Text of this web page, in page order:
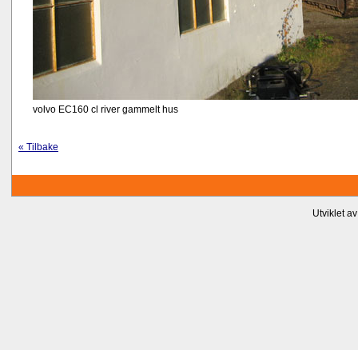
volvo EC160 cl river gammelt hus
« Tilbake
Utviklet